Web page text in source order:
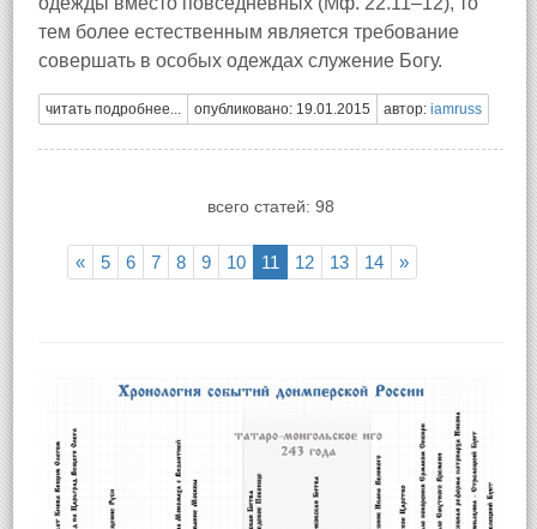
тем более естественным является требование
совершать в особых одеждах служение Богу.
читать подробнее... опубликовано: 19.01.2015 автор: iamruss
всего статей: 98
« 5 6 7 8 9 10 11 12 13 14 »